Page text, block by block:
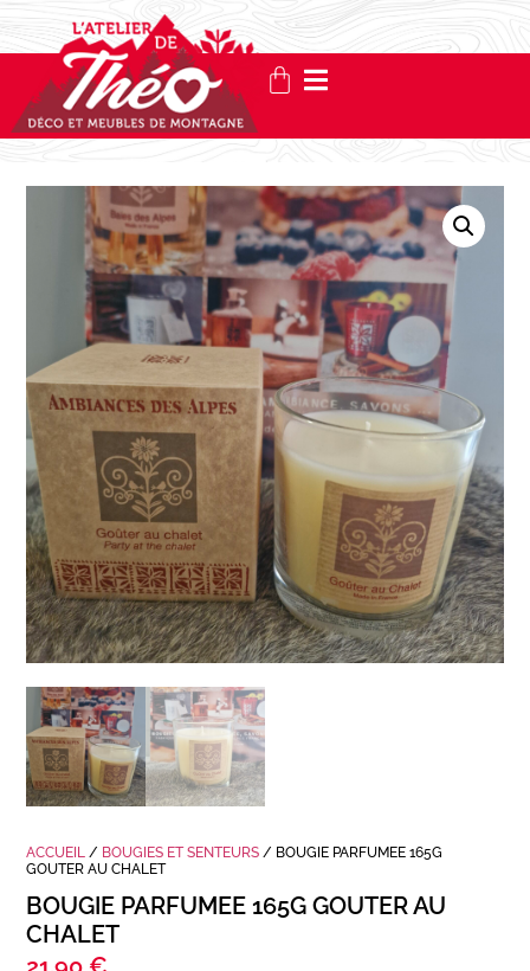
ACCUEIL / BOUGIES ET SENTEURS / BOUGIE PARFUMEE 165G
GOUTER AU CHALET
BOUGIE PARFUMEE 165G GOUTER AU
CHALET